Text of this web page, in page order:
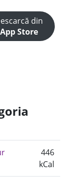
din
App Store
446
kCal